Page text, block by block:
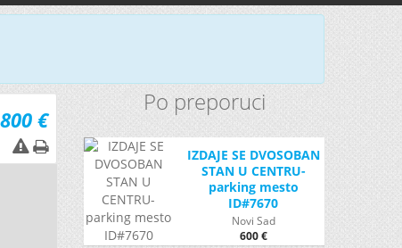
800 €
Po preporuci
IZDAJE SE DVOSOBAN
STAN U CENTRU-
parking mesto
ID#7670
Novi Sad
600 €